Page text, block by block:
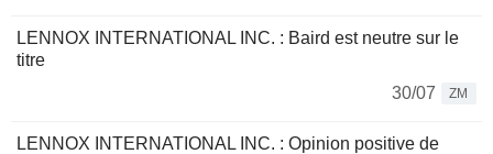
LENNOX INTERNATIONAL INC. : Baird est neutre sur le
titre
30/07
ZM
LENNOX INTERNATIONAL INC. : Opinion positive de